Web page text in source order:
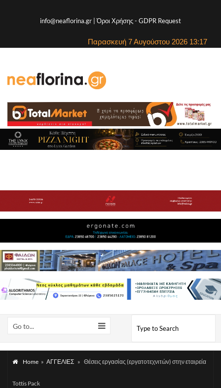
info@neaflorina.gr |Όροι Χρήσης- GDPR Request
Παρασκευή 7 Αυγούστου 2026 13:17
Go to...
Home » ΑΓΓΕΛΙΕΣ » Θέσεις εργασίας (εργατοτεχνιτών) στην εταιρεία
Tottis Pack